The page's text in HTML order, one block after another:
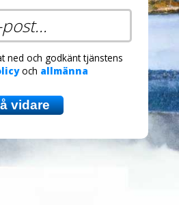
ned och godkänt tjänstens
och allmänna
vidare